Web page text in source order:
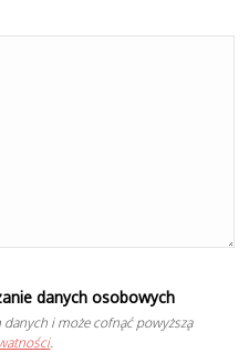
danych osobowych
i może cofnąć powyższą
.